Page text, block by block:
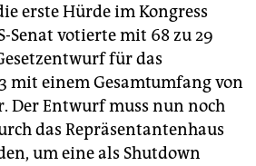
erste Hürde im Kongress
Senat votierte mit 68 zu 29
für das
mit einem Gesamtumfang von
Der Entwurf muss nun noch
das Repräsentantenhaus
um eine als Shutdown